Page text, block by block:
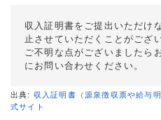
収入証明書をご提出いただけ
止させていただくことがござ
ご不明な点がございましたら
にお問い合わせください。
出典: 収入証明書（源泉徴収票や給与
式サイト